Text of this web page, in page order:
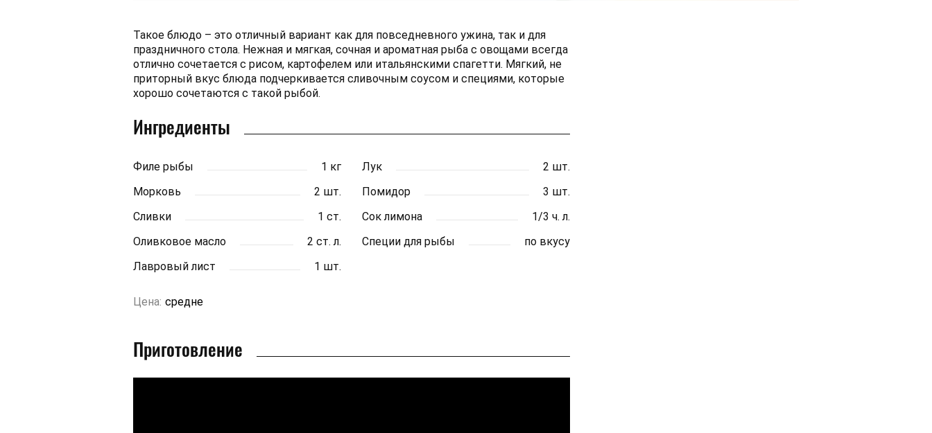
Такое блюдо – это отличный вариант как для повседневного ужина, так и для
праздничного стола. Нежная и мягкая, сочная и ароматная рыба с овощами всегда
отлично сочетается с рисом, картофелем или итальянскими спагетти. Мягкий, не
приторный вкус блюда подчеркивается сливочным соусом и специями, которые
хорошо сочетаются с такой рыбой.
Ингредиенты
Филе рыбы 1 кг Лук
2 шт.
Морковь
2 шт. Помидор
3 шт.
Сливки
1 ст. Сок лимона
1/3 ч. л.
Оливковое масло
2 ст. л. Специи для рыбы
по вкусу
Лавровый лист
1 шт.
Цена: средне
Приготовление